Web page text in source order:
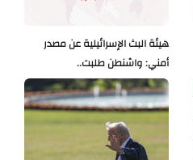
هيئة البث الإسرائيلية عن مصدر
أمني: واشنطن طلبت..